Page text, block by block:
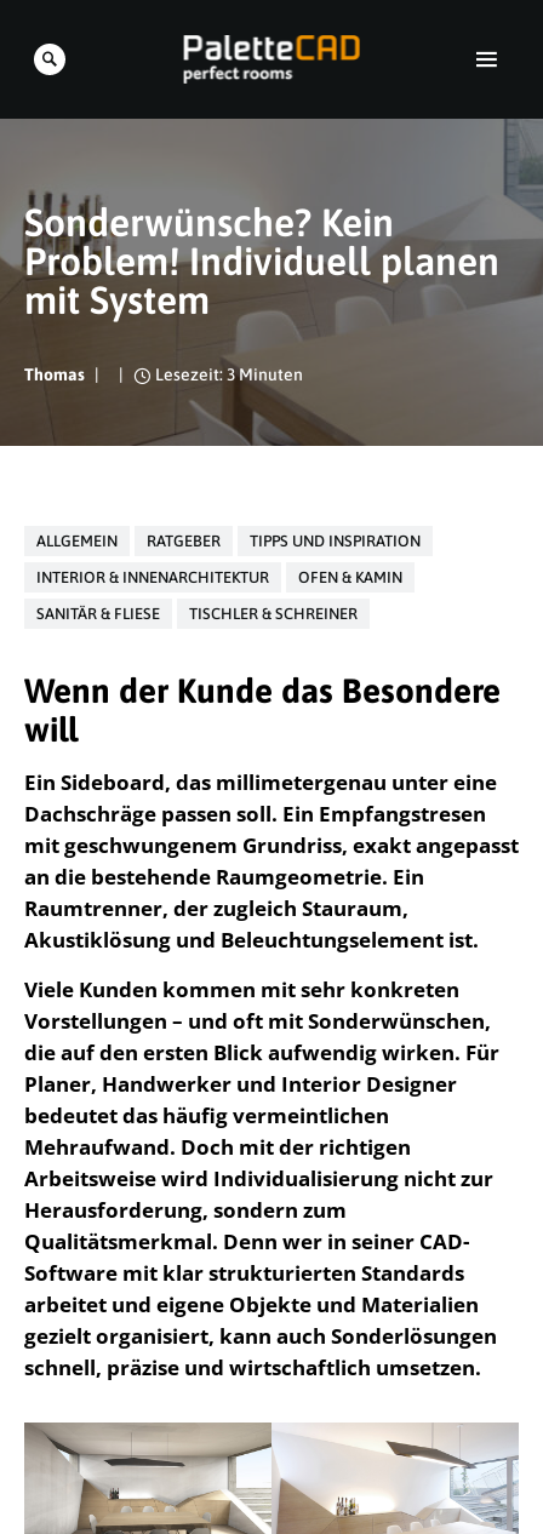
Sonderwünsche? Kein
Problem! Individuell planen
mit System
Thomas Lesezeit: 3 Minuten
ALLGEMEIN RATGEBER
TIPPS UND INSPIRATION
INTERIOR & INNENARCHITEKTUR
OFEN & KAMIN
SANITÄR & FLIESE
TISCHLER & SCHREINER
Wenn der Kunde das Besondere
will
Ein Sideboard, das millimetergenau unter eine
Dachschräge passen soll. Ein Empfangstresen
mit geschwungenem Grundriss, exakt angepasst
an die bestehende Raumgeometrie. Ein
Raumtrenner, der zugleich Stauraum,
Akustiklösung und Beleuchtungselement ist.
Viele Kunden kommen mit sehr konkreten
Vorstellungen – und oft mit Sonderwünschen,
die auf den ersten Blick aufwendig wirken. Für
Planer, Handwerker und Interior Designer
bedeutet das häufig vermeintlichen
Mehraufwand. Doch mit der richtigen
Arbeitsweise wird Individualisierung nicht zur
Herausforderung, sondern zum
Qualitätsmerkmal. Denn wer in seiner CAD-
Software mit klar strukturierten Standards
arbeitet und eigene Objekte und Materialien
gezielt organisiert, kann auch Sonderlösungen
schnell, präzise und wirtschaftlich umsetzen.